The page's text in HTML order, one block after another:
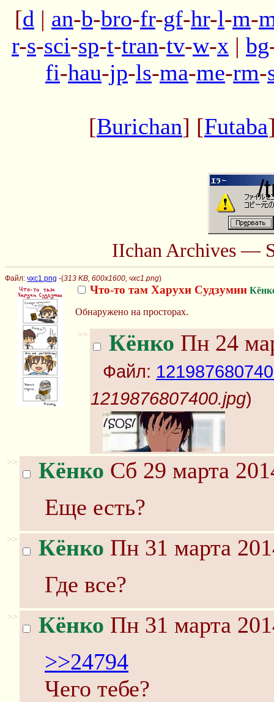
[d | an-b-bro-fr-gf-hr-l-m-
r-s-sci-sp-t-tran-tv-w-x | bg
fi-hau-jp-ls-ma-me-rm-
[Burichan] [Futaba
IIchan Archives —
Файл: чхс1.png -(313 KB, 600x1600, чхс1.png)
Что-то там Харухи Судзумии
Обнаружено на просторах.
>> Кёнко Пн 24
Файл:
1219876807400.jpg)
>> Кёнко Сб 29 марта
Еще есть?
>> Кёнко Пн 31 марта
Где все?
>> Кёнко Пн 31 марта
>>24794
Чего тебе?